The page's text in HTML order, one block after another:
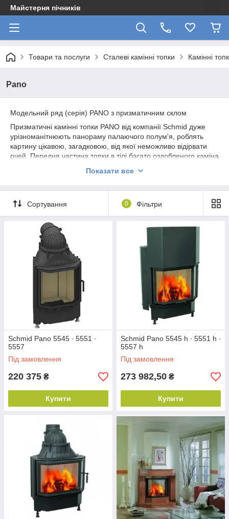
Майстерня пічників
Товари та послуги Сталеві камінні топки Камінні
Pano
Модельний ряд (серія) PANO з призматичним склом
Призматичні камінні топки PANO від компанії Schmid дуже
урізноманітнюють панораму палаючого полум'я, роблять
картину цікавою, загадковою, від якої неможливо відірвати
очей. Передня частина топки в тілі багато оздобленого каміна
вашому вишуканому смаку, якщо побачить у вітальні камін з
потім йде висота рамки – теж дві цифри. В кінці назви моделі
можуть бути буква H. Якщо ця буква присутній у маркуванні
топки, значить, є можливість вертикального відкривання
дверцят. Моделі серії PANO розрізняються по ширині і висоті
скла. Діапазон розмірів скла від 51 до 67 див. Моделі з
широким склом виглядають досить солідно, вони прикрасять
велику вітальню, обставлену багато і зі смаком.
Показати все
Сортування 0 Фільтри
Schmid Pano 5545 ∙ 5551 ∙
5557
Під замовлення
220 375 ₴
Купити
Schmid Pano 5545 h ∙ 5551 h ∙
5557 h
Під замовлення
273 982,50 ₴
Купити